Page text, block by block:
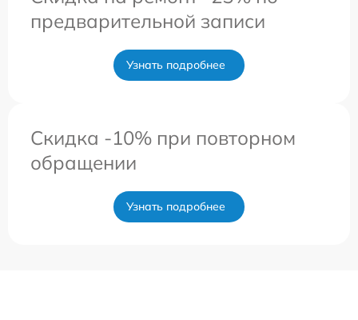
предварительной записи
Узнать подробнее
Скидка -10% при повторном
обращении
Узнать подробнее